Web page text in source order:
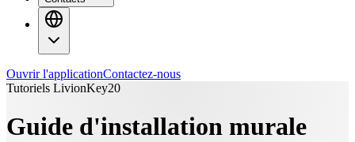
Ouvrir l'applicationContactez-nous
Tutoriels LivionKey20
Guide d'installation murale